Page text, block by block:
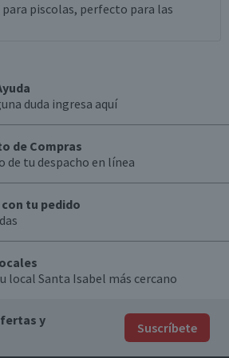
piscolas, perfecto para las
duda ingresa aquí
de Compras
de tu despacho en línea
tu pedido
local Santa Isabel más cercano
y
Suscríbete